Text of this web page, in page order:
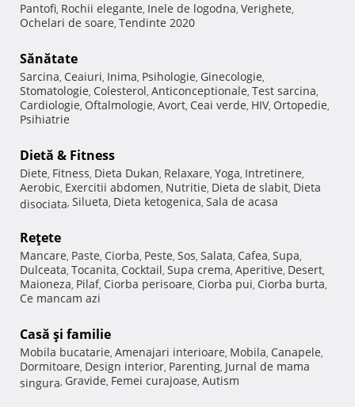
Pantofi, Rochii elegante, Inele de logodna, Verighete,
Ochelari de soare, Tendinte 2020
Sănătate
Sarcina, Ceaiuri, Inima, Psihologie, Ginecologie,
Stomatologie, Colesterol, Anticonceptionale, Test sarcina,
Cardiologie, Oftalmologie, Avort, Ceai verde, HIV, Ortopedie,
Psihiatrie
Dietă & Fitness
Diete, Fitness, Dieta Dukan, Relaxare, Yoga, Intretinere,
Aerobic, Exercitii abdomen, Nutritie, Dieta de slabit, Dieta
disociata, Silueta, Dieta ketogenica, Sala de acasa
Reţete
Mancare, Paste, Ciorba, Peste, Sos, Salata, Cafea, Supa,
Dulceata, Tocanita, Cocktail, Supa crema, Aperitive, Desert,
Maioneza, Pilaf, Ciorba perisoare, Ciorba pui, Ciorba burta,
Ce mancam azi
Casă şi familie
Mobila bucatarie, Amenajari interioare, Mobila, Canapele,
Dormitoare, Design interior, Parenting, Jurnal de mama
singura, Gravide, Femei curajoase, Autism